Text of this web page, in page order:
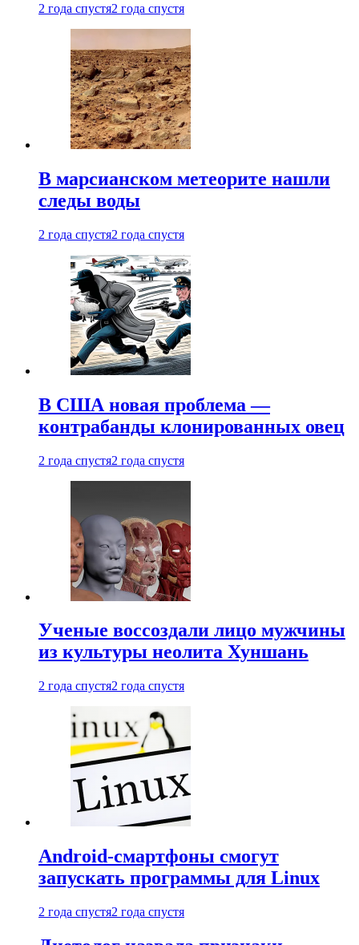
2 года спустя2 года спустя
В марсианском метеорите нашли
следы воды
2 года спустя2 года спустя
В США новая проблема —
контрабанды клонированных овец
2 года спустя2 года спустя
Ученые воссоздали лицо мужчины
из культуры неолита Хуншань
2 года спустя2 года спустя
Android-смартфоны смогут
запускать программы для Linux
2 года спустя2 года спустя